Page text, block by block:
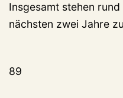
Insgesamt stehen
nächsten zwei Jahre
89